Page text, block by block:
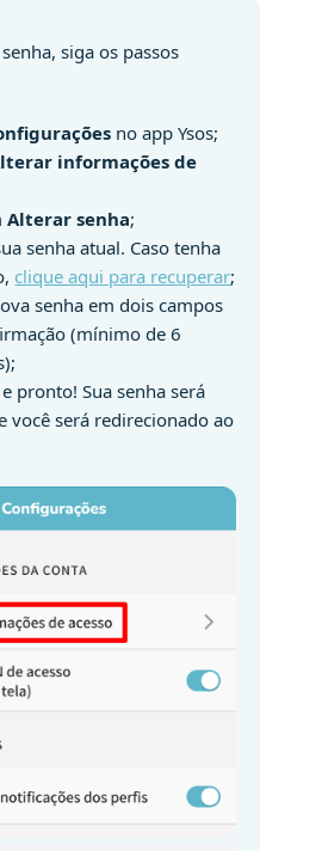
siga os passos
no app Ysos;
informações de
Alterar senha;
senha atual. Caso tenha
clique aqui para recuperar;
senha em dois campos
(mínimo de 6
pronto! Sua senha será
você será redirecionado ao